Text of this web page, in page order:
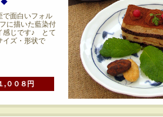
◆
で面白いフォル
に描いた藍染付
感じです♪ とて
イズ・形状で
００８円